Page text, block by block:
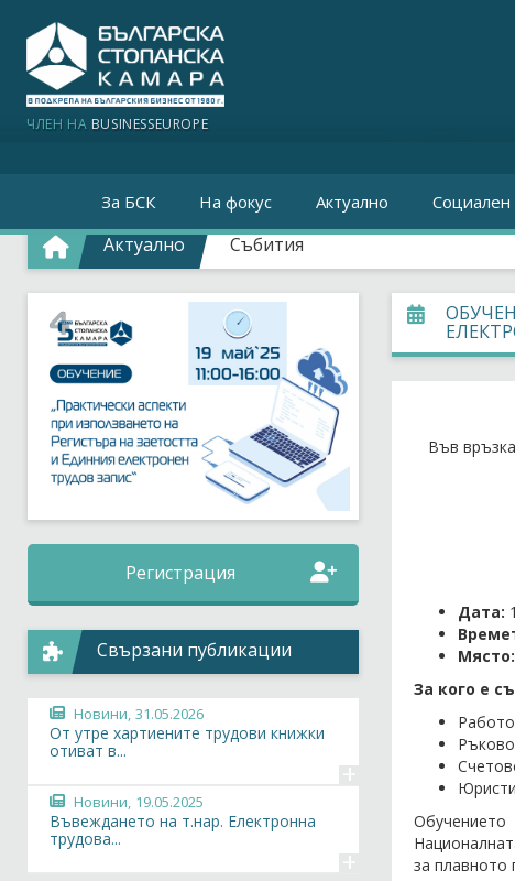
ЧЛЕН НА BUSINESSEUROPE
За БСК На фокус Актуално Социален
Актуално Събития
Във
Дата:
Място:
За кого е
Юристи
Обучението
за плавното
Регистрация
Свързани публикации
Новини, 31.05.2026
От утре хартиените трудови книжки
отиват в...
+
Новини, 19.05.2025
Въвеждането на т.нар. Електронна
трудова...
+